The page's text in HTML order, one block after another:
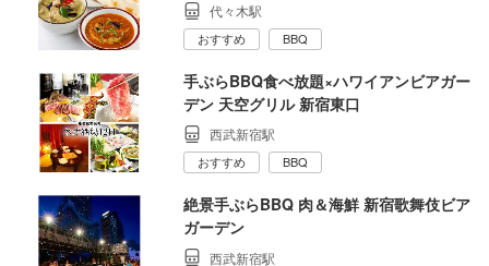
代々木駅
おすすめ BBQ
手ぶらBBQ食べ放題×ハワイアンビアガー
デン 天空グリル 新宿東口
西武新宿駅
おすすめ BBQ
絶景手ぶらBBQ 肉＆海鮮 新宿歌舞伎ビア
ガーデン
西武新宿駅